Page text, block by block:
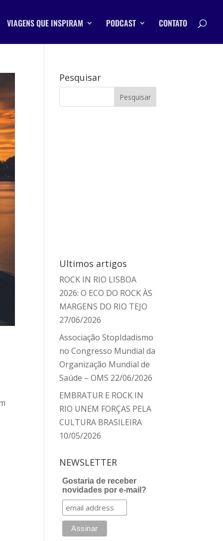
VIAGENS QUE INSPIRAM PODCAST CONTATO
Pesquisar
Ultimos artigos
ROCK IN RIO LISBOA
2026: O ECO DO ROCK ÀS
MARGENS DO RIO TEJO
27/06/2026
Associação StopIdadismo
no Congresso Mundial da
Organização Mundial de
Saúde – OMS 22/06/2026
EMBRATUR E ROCK IN
RIO UNEM FORÇAS PELA
CULTURA BRASILEIRA
10/05/2026
NEWSLETTER
Gostaria de receber
novidades por e-mail?